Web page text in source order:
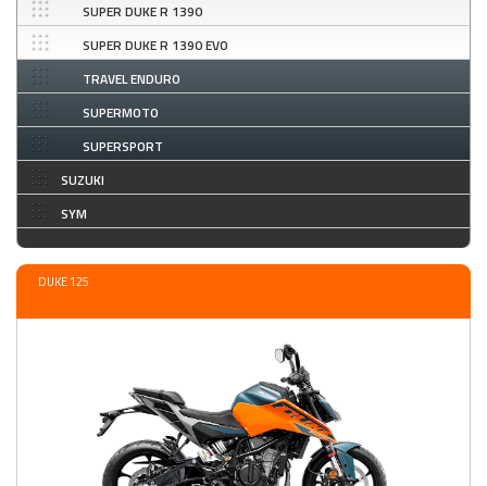
SUPER DUKE R 1390
SUPER DUKE R 1390 EVO
TRAVEL ENDURO
SUPERMOTO
SUPERSPORT
SUZUKI
SYM
DUKE 125